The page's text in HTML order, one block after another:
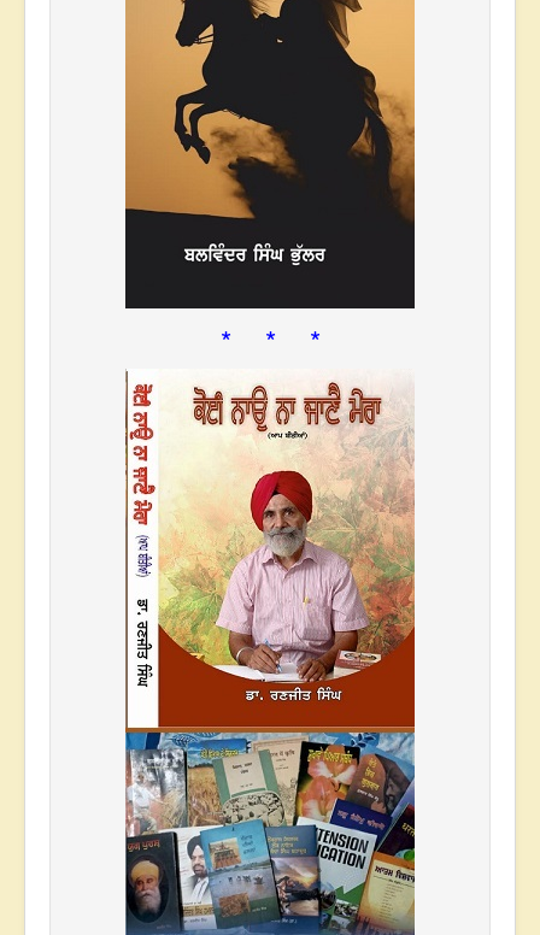
* * *